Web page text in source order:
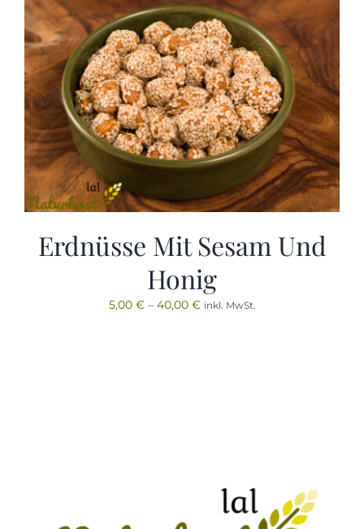
Erdnüsse Mit Sesam Und
Honig
5,00 €– 40,00 € inkl. MwSt.